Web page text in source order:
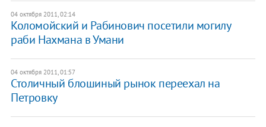
04 октября 2011, 02:14
​Коломойский и Рабинович посетили могилу
раби Нахмана в Умани
04 октября 2011, 01:57
​Столичный блошиный рынок переехал на
Петровку